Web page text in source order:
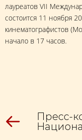
лауреатов VII
состоится 11 ноября
кинематографистов
начало в 17 часов.
Пресс-